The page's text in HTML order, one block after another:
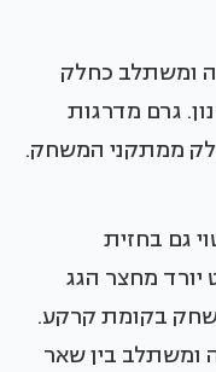
ומשתלב כחלק
גרם מדרגות
ממתקני המשחק.
גם בחזית
מחצר הגג
בקומת קרקע.
ומשתלב בין שאר